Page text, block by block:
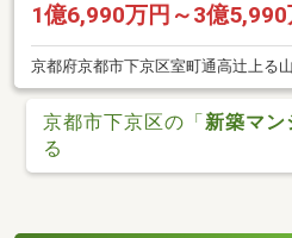
1億6,990万円～3億5,990
京都府京都市下京区室町通高辻上る
京都市下京区の「新築マン
る